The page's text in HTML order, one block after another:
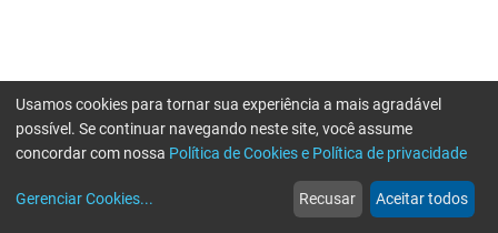
web
Notícias
more_horiz
Mais
Usamos cookies para tornar sua experiência a mais agradável
possível. Se continuar navegando neste site, você assume
concordar com nossa Política de Cookies e Política de privacidade
Gerenciar Cookies... Recusar Aceitar todos
Erro ao enviar informações, por favor tente novamente